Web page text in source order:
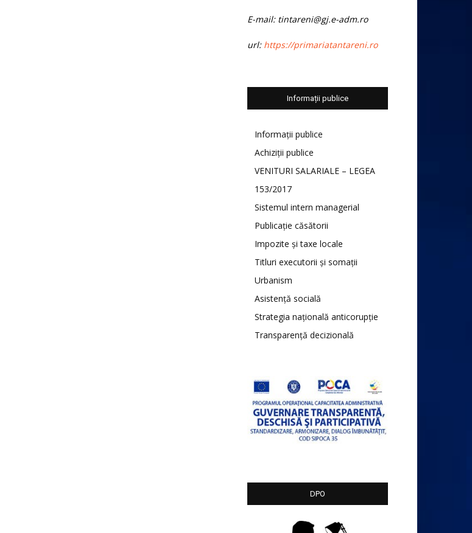
E-mail: tintareni@gj.e-adm.ro
url: https://primariatantareni.ro
Informații publice
Informații publice
Achiziții publice
VENITURI SALARIALE – LEGEA
153/2017
Sistemul intern managerial
Publicație căsătorii
Impozite și taxe locale
Titluri executorii și somații
Urbanism
Asistență socială
Strategia națională anticorupție
Transparență decizională
DPO